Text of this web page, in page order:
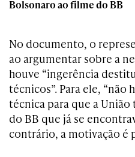
Bolsonaro ao filme do BB
No documento, o
ao argumentar sobre a
houve “ingerência
técnicos”. Para ele,
técnica para que a
do BB que já se
contrário, a motivação é